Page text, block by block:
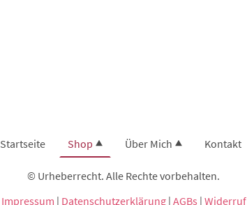
Startseite Shop Über Mich Kontakt
© Urheberrecht. Alle Rechte vorbehalten.
Impressum | Datenschutzerklärung| AGBs | Widerruf